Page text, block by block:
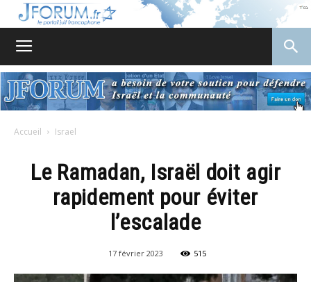
Accueil Israel
Le Ramadan, Israël doit agir
rapidement pour éviter
l’escalade
17 février 2023 515